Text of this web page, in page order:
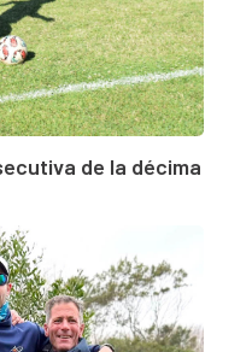
de la décima